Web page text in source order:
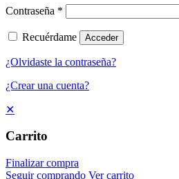
Contraseña *
Recuérdame Acceder
¿Olvidaste la contraseña?
¿Crear una cuenta?
✕
Carrito
Finalizar compra
Seguir comprando Ver carrito